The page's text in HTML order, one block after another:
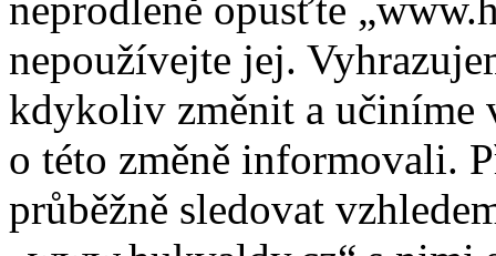
neprodleně opusťte
nepoužívejte jej.
kdykoliv změnit a učiníme
o této změně informovali.
průběžně sledovat